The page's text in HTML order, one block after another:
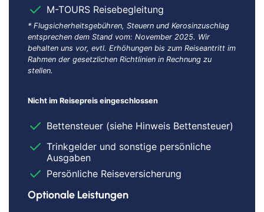
M-TOURS Reisebegleitung
* Flugsicherheitsgebühren, Steuern und Kerosinzuschlag
entsprechen dem Stand vom: November 2025. Wir
behalten uns vor, evtl. Erhöhungen bis zum Reiseantritt im
Rahmen der gesetzlichen Richtlinien in Rechnung zu
stellen.
Nicht im Reisepreis eingeschlossen
Bettensteuer (siehe Hinweis Bettensteuer)
Trinkgelder und sonstige persönliche
Ausgaben
Persönliche Reiseversicherung
Optionale Leistungen